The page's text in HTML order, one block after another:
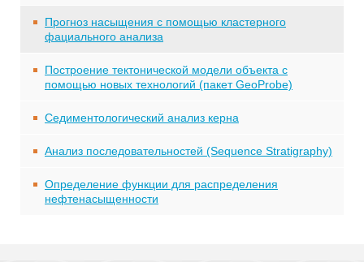
Прогноз насыщения с помощью кластерного
фациального анализа
Построение тектонической модели объекта с
помощью новых технологий (пакет GeoProbe)
Седиментологический анализ керна
Анализ последовательностей (Sequence Stratigraphy)
Определение функции для распределения
нефтенасыщенности